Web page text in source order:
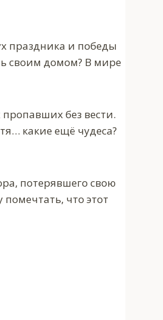
праздника и победы
своим домом? В мире
пропавших без вести.
какие ещё чудеса?
потерявшего свою
что этот